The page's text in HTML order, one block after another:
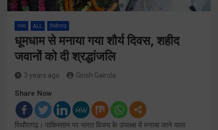
राज्य ALL पिथौरागढ़
धूमधाम से मनाया गया शौर्य दिवस, शहीद
जवानों को दी श्रद्धांजलि
3 years ago Girish Gairola
Share Now
पिथौरागढ़। पाकिस्तान पर भारत विजय के उपलक्ष में मनाया जाने वाला